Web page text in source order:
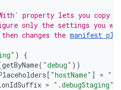
property lets you copy
only the settings you
changes the
manifest
)
{
getByName( "debug" ))
[ "hostName" ] =
= ".debugStaging"